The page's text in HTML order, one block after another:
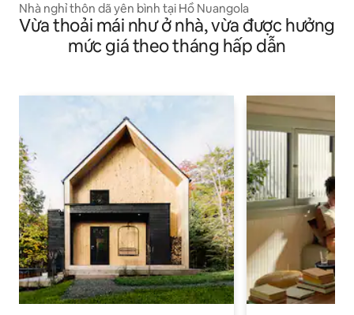
Nhà nghỉ thôn dã yên bình tại Hồ Nuangola
Vừa thoải mái như ở nhà, vừa được hưởng
mức giá theo tháng hấp dẫn